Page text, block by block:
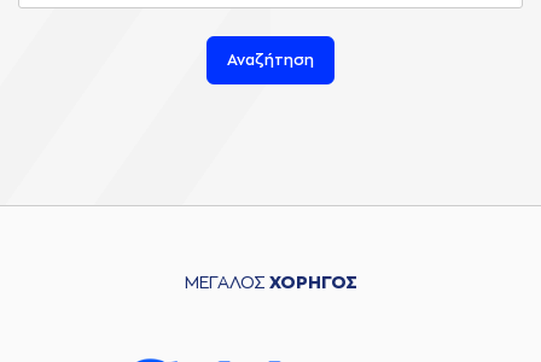
Αναζήτηση
ΜΕΓΑΛΟΣ ΧΟΡΗΓΟΣ